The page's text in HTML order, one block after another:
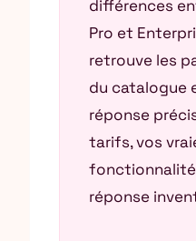
différences
Pro et
retrouve les
du catalogue
réponse
tarifs, vos
réponse